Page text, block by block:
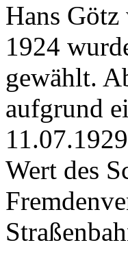
Hans
1924
gewählt.
aufgrund
Wert des